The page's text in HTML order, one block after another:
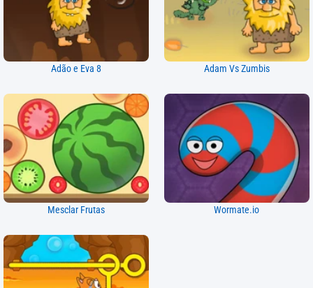
Adão e Eva 8 Adam Vs Zumbis
Mesclar Frutas Wormate.io